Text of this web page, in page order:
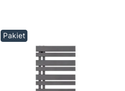
Pakiet